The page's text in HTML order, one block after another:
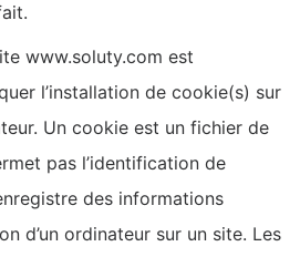
www.soluty.com est
l’installation de cookie(s) sur
Un cookie est un fichier de
pas l’identification de
des informations
d’un ordinateur sur un site. Les